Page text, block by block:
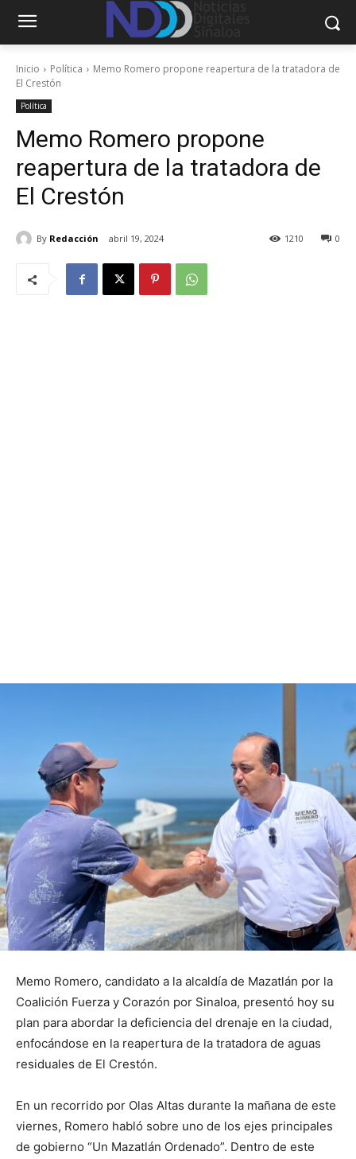
Inicio Política
Memo Romero propone reapertura de la tratadora de
El Crestón
Política
Memo Romero propone
reapertura de la tratadora de
El Crestón
By Redacción abril 19, 2024 0
1210
Memo Romero, candidato a la alcaldía de Mazatlán por la
Coalición Fuerza y Corazón por Sinaloa, presentó hoy su
plan para abordar la deficiencia del drenaje en la ciudad,
enfocándose en la reapertura de la tratadora de aguas
residuales de El Crestón.
En un recorrido por Olas Altas durante la mañana de este
viernes, Romero habló sobre uno de los ejes principales
de gobierno “Un Mazatlán Ordenado”. Dentro de este